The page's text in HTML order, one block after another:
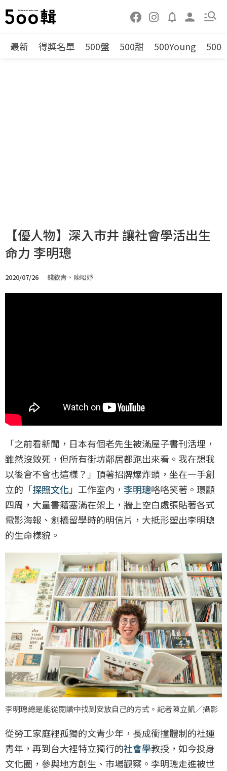
最新 得獎名單 500盤 500甜 500Young 500
【優人物】深入市井 讓社會學活出生
命力 李明璁
2020/07/26 錢欽青、陳昭妤
「之前看新聞，日本有個老先生被滿屋子書刊活埋，
雖然沒致死，但所有街坊鄰居都跑出來看。我在想我
以後會不會也這樣？」頂著招牌爆炸頭，坐在一手創
立的「探照文化 」工作室內， 李明璁咯咯笑著。環顧
四周，大量書籍塞滿在架上，牆上空白處張貼著各式
電影海報、劍橋留學時的明信片，大抵形塑出李明璁
的生命樣貌。
李明璁總是能從閱讀中找到安放自己的方式。記者陳立凱／攝影
從勞工家庭裡孤獨的文青少年，長成衝撞體制的社運
青年，再到台大裡特立獨行的社會學教授，如今投身
文化圈，參與地方創生、市場觀察。李明璁走進被世